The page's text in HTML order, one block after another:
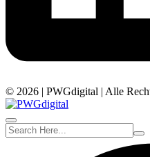
© 2026 | PWGdigital | Alle